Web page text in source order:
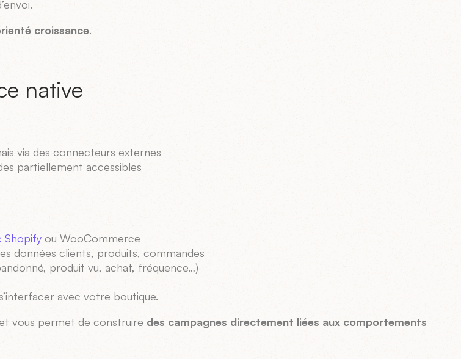
croissance.
native
via des connecteurs externes
partiellement accessibles
Shopify ou WooCommerce
données clients, produits, commandes
produit vu, achat, fréquence…)
avec votre boutique.
vous permet de construire des campagnes directement liées aux comportements